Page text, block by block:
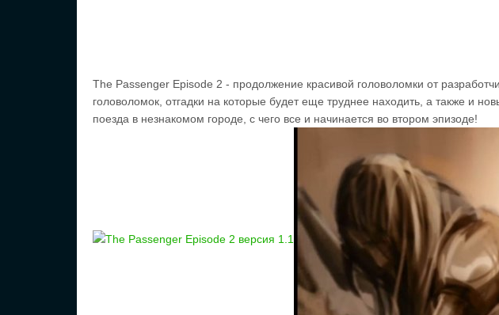
The Passenger Episode 2 - продолжение красивой головоломки от
головоломок, отгадки на которые будет еще труднее находить, а также и
поезда в незнакомом городе, с чего все и начинается во втором эпизоде!